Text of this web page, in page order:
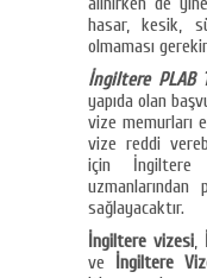
hasar, kesik,
olmaması
İngiltere PLAB
yapıda olan
vize memurları
vize reddi
için İngiltere
sağlayacaktır.
İngiltere vizesi,
ve
İngiltere